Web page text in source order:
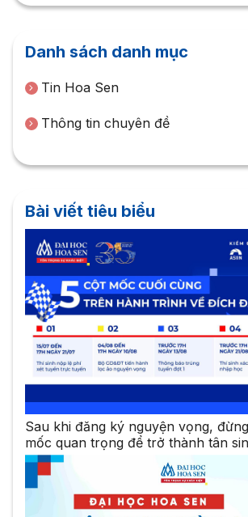
Danh sách danh mục
Tin Hoa Sen
Thông tin chuyên đề
Bài viết tiêu biểu
Sau khi đăng ký nguyện vọng,
mốc quan trọng để trở thành tân